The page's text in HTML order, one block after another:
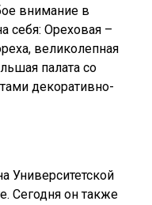
внимание в
себя: Ореховая –
великолепная
палата со
декоративно-
Университетской
Сегодня он также